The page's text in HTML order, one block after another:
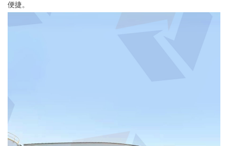
便捷。